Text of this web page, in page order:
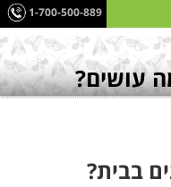
1-700-500-889
עושים?
בבית?